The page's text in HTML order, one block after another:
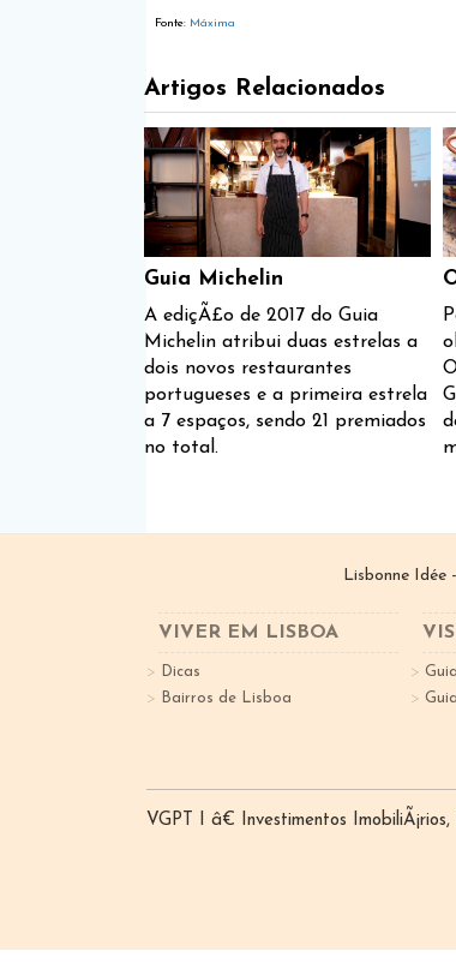
Fonte: Máxima
Artigos Relacionados
Guia Michelin
A ediçÃ£o de 2017 do Guia
Michelin atribui duas estrelas a
dois novos restaurantes
portugueses e a primeira estrela
a 7 espaços, sendo 21 premiados
no total.
Lisbonne Idée
VIVER EM LISBOA
Dicas
Bairros de Lisboa
VGPT I â€ Investimentos